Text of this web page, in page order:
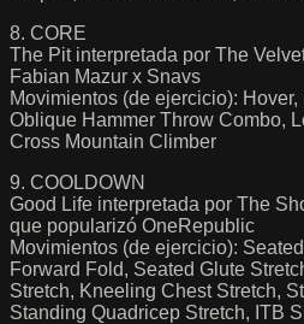
8. CORE
The Pit interpretada por The
Fabian Mazur x Snavs
Movimientos (de ejercicio):
Oblique Hammer Throw Combo,
Cross Mountain Climber
9. COOLDOWN
Good Life interpretada por The
que popularizó OneRepublic
Movimientos (de ejercicio):
Forward Fold, Seated Glute
Stretch, Kneeling Chest Stretch,
Standing Quadricep Stretch, ITB